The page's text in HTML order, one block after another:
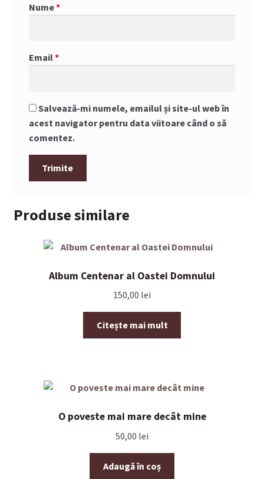
Nume*
Email*
Salvează-mi numele, emailul și site-ul web în
acest navigator pentru data viitoare când o să
comentez.
Produse similare
Album Centenar al Oastei Domnului
150,00 lei
Citește mai mult
O poveste mai mare decât mine
50,00 lei
Adaugă în coș